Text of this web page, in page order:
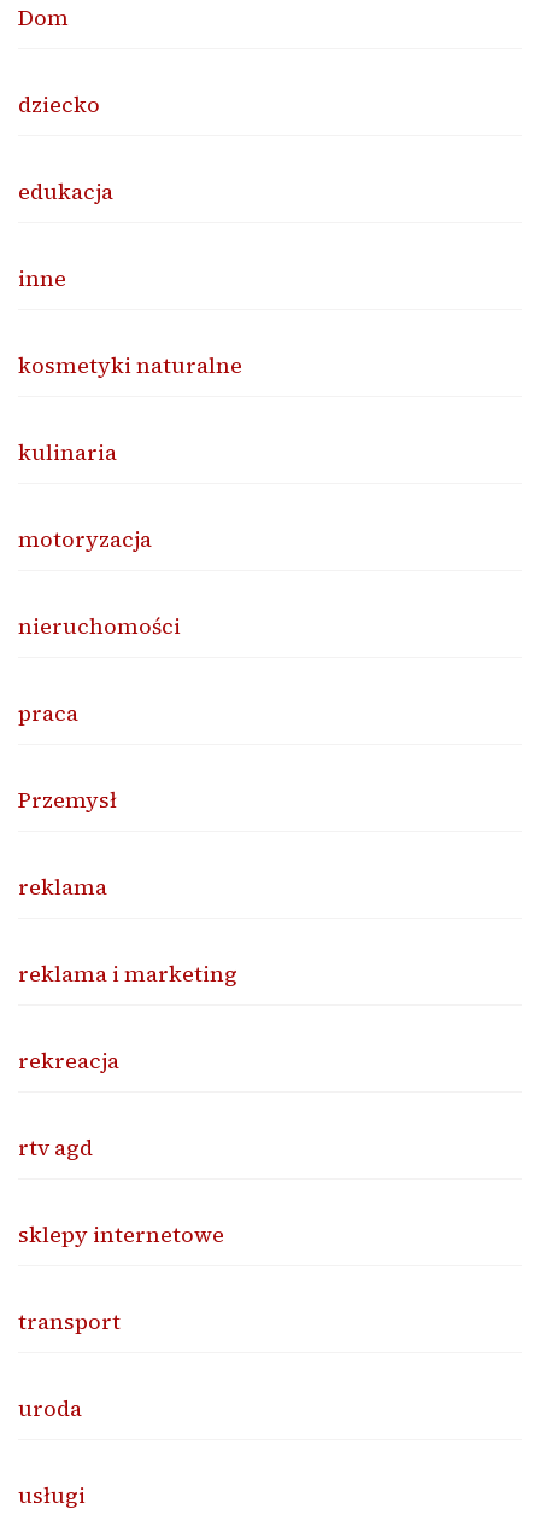
Dom
dziecko
edukacja
inne
kosmetyki naturalne
kulinaria
motoryzacja
nieruchomości
praca
Przemysł
reklama
reklama i marketing
rekreacja
rtv agd
sklepy internetowe
transport
uroda
usługi